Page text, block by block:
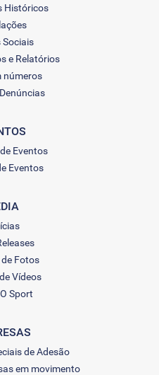
Históricos
Sociais
e Relatórios
números
Eventos
Eventos
Fotos
Vídeos
Sport
de Adesão
em movimento